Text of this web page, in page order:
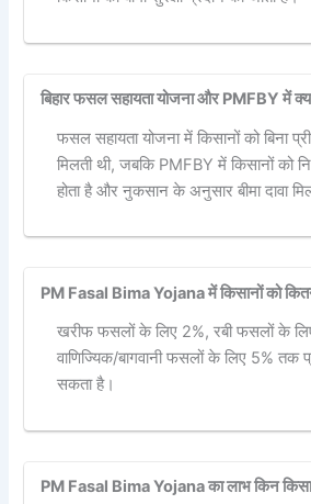
बिहार फसल सहायता योजना और PMFBY में
फसल सहायता योजना में किसानों को बिना
मिलती थी, जबकि PMFBY में किसानों को
होता है और नुकसान के अनुसार बीमा दावा
PM Fasal Bima Yojana में किसानों को
खरीफ फसलों के लिए 2%, रबी फसलों के
वाणिज्यिक/बागवानी फसलों के लिए 5% तक
सकता है।
PM Fasal Bima Yojana का लाभ किन